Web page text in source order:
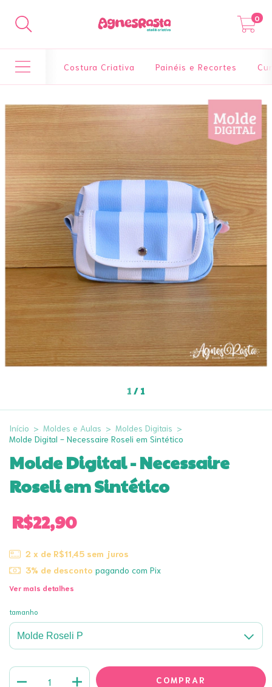
0
Costura Criativa Painéis e Recortes
1/1
Início > Moldes e Aulas > Moldes Digitais >
Molde Digital - Necessaire Roseli em Sintético
Molde Digital - Necessaire
Roseli em Sintético
R$22,90
2 x de R$11,45 sem juros
3% de desconto pagando com Pix
Ver mais detalhes
tamanho